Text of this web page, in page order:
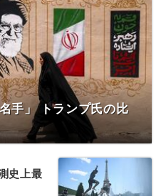
手」 トランプ氏の比
史上最